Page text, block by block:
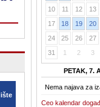
10
11 12 13
17
18 19 20
24
25 26 27
31
1 2 3
PETAK, 7.
Nema najava za
Ceo kalendar